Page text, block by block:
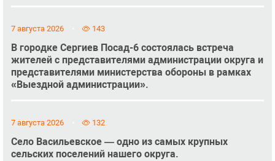
7 августа 2026 143
В городке Сергиев Посад-6 состоялась встреча
жителей с представителями администрации округа и
представителями министерства обороны в рамках
«Выездной администрации».
7 августа 2026 132
Село Васильевское — одно из самых крупных
сельских поселений нашего округа.